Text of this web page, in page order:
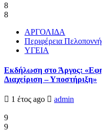
8
8
ΑΡΓΟΛΙΔΑ
Περιφέρεια
ΥΓΕΙΑ
Εκδήλωση στο Άργος:
Διαχείριση – Υποστήριξη»
1 έτος ago admin
9
9